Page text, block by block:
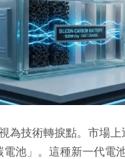
為技術轉捩點。市場
電池」。這種新一代電